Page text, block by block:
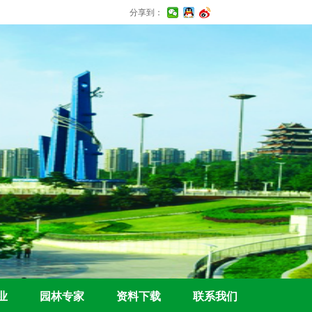
园林专家 资料下载 联系我们
分享到：